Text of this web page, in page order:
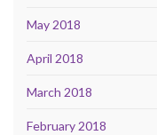
May 2018
April 2018
March 2018
February 2018